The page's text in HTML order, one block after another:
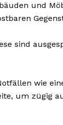
und
sind
wie
um zügig